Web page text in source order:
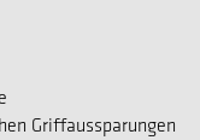
Griffaussparungen